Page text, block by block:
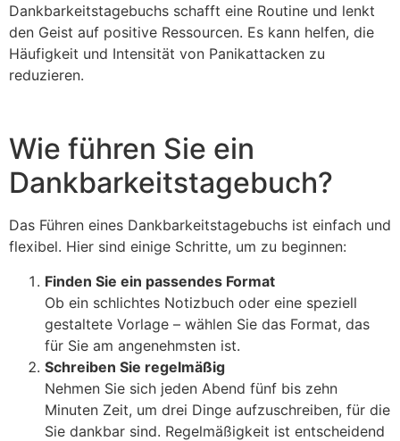
Dankbarkeitstagebuchs schafft eine Routine und lenkt
den Geist auf positive Ressourcen. Es kann helfen, die
Häufigkeit und Intensität von Panikattacken zu
reduzieren.
Wie führen Sie ein
Dankbarkeitstagebuch?
Das Führen eines Dankbarkeitstagebuchs ist einfach und
flexibel. Hier sind einige Schritte, um zu beginnen:
Finden Sie ein passendes Format
Ob ein schlichtes Notizbuch oder eine speziell
gestaltete Vorlage – wählen Sie das Format, das
für Sie am angenehmsten ist.
Schreiben Sie regelmäßig
Nehmen Sie sich jeden Abend fünf bis zehn
Minuten Zeit, um drei Dinge aufzuschreiben, für die
Sie dankbar sind. Regelmäßigkeit ist entscheidend